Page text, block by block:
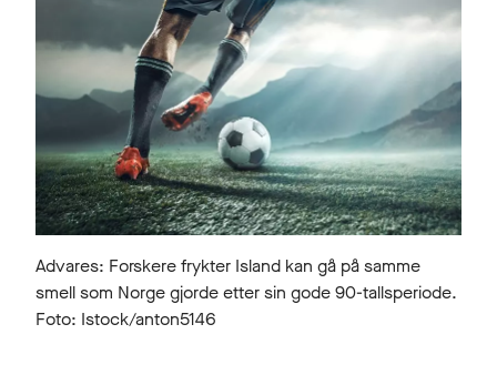
Advares: Forskere frykter Island kan gå på samme
smell som Norge gjorde etter sin gode 90-tallsperiode.
Foto: Istock/anton5146